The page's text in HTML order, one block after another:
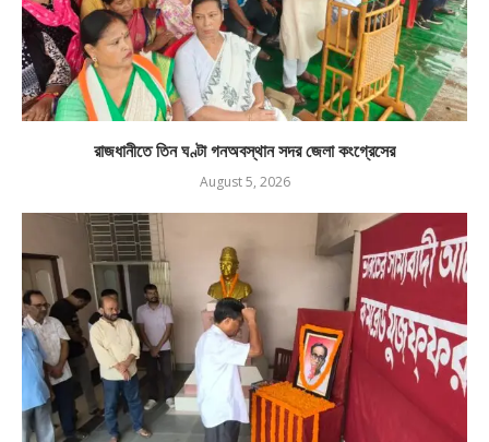
রাজধানীতে তিন ঘণ্টা গনঅবস্থান সদর জেলা কংগ্রেসের
August 5, 2026